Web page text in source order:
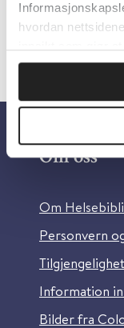
hvordan
Om oss
Om
Personvern
Information
Bilder fra